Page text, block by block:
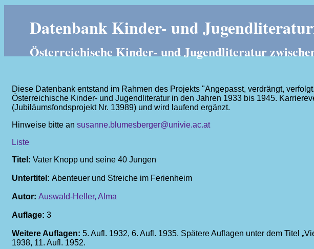
Datenbank Kinder- und
Österreichische Kinder- und Jugendliteratur
Diese Datenbank entstand im Rahmen des Projekts "Angepasst, verdrängt, verfolgt.
Österreichische Kinder- und Jugendliteratur in den Jahren 1933 bis 1945.
(Jubiläumsfondsprojekt Nr. 13989) und wird laufend ergänzt.
Hinweise bitte an susanne.blumesberger@univie.ac.at
Liste
Titel: Vater Knopp und seine 40 Jungen
Untertitel: Abenteuer und Streiche im Ferienheim
Autor: Auswald-Heller, Alma
Auflage: 3
Weitere Auflagen: 5. Aufl. 1932, 6. Aufl. 1935. Spätere Auflagen unter dem Titel
1938, 11. Aufl. 1952.